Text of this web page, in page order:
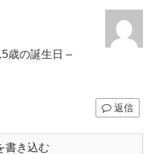
歳の誕生日 –
返信
書き込む